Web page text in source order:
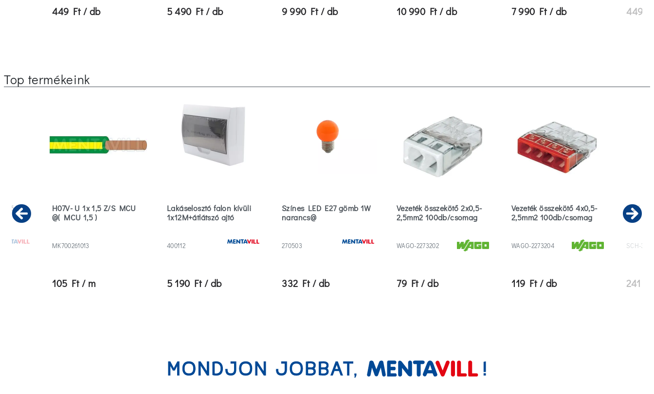
449 Ft / db 5 490 Ft / db 9 990 Ft / db 10 990 Ft / db 7 990 Ft / db 449
Top termékeink
Previous
16A
H07V- U 1x 1,5 Z/S MCU
@( MCU 1,5 )
MK700261013
105 Ft / m
Lakáselosztó falon kívüli
1x12M+átlátszó ajtó
400112
5 190 Ft / db
Színes LED E27 gömb 1W
narancs@
270503
332 Ft / db
Vezeték összekötő 2x0,5-
2,5mm2 100db/csomag
WAGO-2273202
79 Ft / db
Vezeték összekötő 4x0,5-
2,5mm2 100db/csomag
WAGO-2273204
119 Ft / db
Izzó
SCH-
241